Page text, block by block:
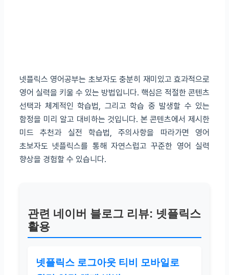
넷플릭스 영어공부는 초보자도 충분히 재미있고 효과적으로
영어 실력을 키울 수 있는 방법입니다. 핵심은 적절한 콘텐츠
선택과 체계적인 학습법, 그리고 학습 중 발생할 수 있는
함정을 미리 알고 대비하는 것입니다. 본 콘텐츠에서 제시한
미드 추천과 실전 학습법, 주의사항을 따라가면 영어
초보자도 넷플릭스를 통해 자연스럽고 꾸준한 영어 실력
향상을 경험할 수 있습니다.
관련 네이버 블로그 리뷰: 넷플릭스
활용
넷플릭스 로그아웃 티비 모바일로